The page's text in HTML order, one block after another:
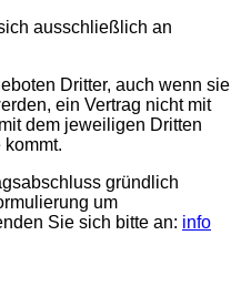
ausschließlich an
Dritter, auch wenn sie
ein Vertrag nicht mit
dem jeweiligen Dritten
kommt.
gründlich
um
Sie sich bitte an: info